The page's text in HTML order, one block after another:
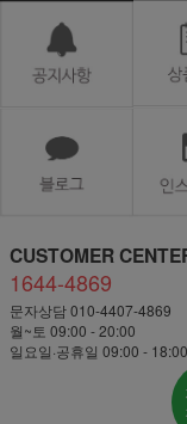
CUSTOMER
1644-4869
문자상담 010-4407-4869
월~토 09:00 - 20:00
일요일·공휴일 09:00 - 18:00